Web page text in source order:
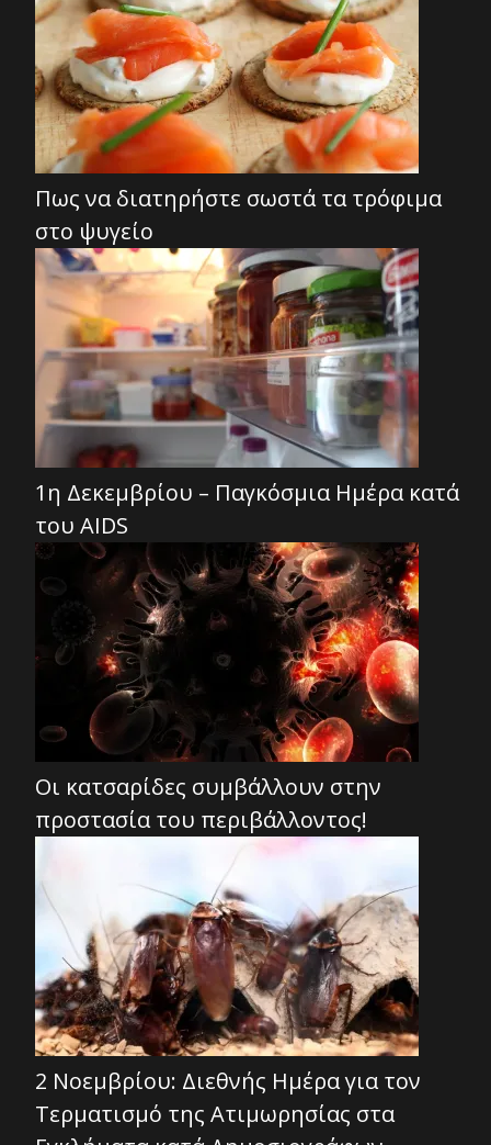
Πως να διατηρήστε σωστά τα τρόφιμα
στο ψυγείο
1η Δεκεμβρίου – Παγκόσμια Ημέρα κατά
του AIDS
Οι κατσαρίδες συμβάλλουν στην
προστασία του περιβάλλοντος!
2 Νοεμβρίου: Διεθνής Ημέρα για τον
Τερματισμό της Ατιμωρησίας στα